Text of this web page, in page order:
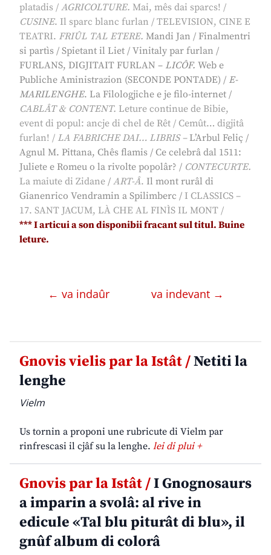
platadis / AGRICOLTURE. Mai, mês dai sparcs! /
CUSINE. Il sparc blanc furlan / TELEVISION, CINE E
TEATRI. FRIÛL TAL ETERE. Mandi Jan / Finalmentri
si partìs / Spietant il Liet / Vinitaly par furlan /
FURLANS, DIGJITAIT FURLAN – LICÔF. Web e
Publiche Aministrazion (SECONDE PONTADE) / E-
MARILENGHE. La Filologjiche e je filo-internet /
CABLÂT & CONTENT. Leture continue de Bibie,
event di popul: ancje di chel de Rêt / Cemût… digjitâ
furlan! / LA FABRICHE DAI… LIBRIS –L’Arbul Feliç /
Agnul M. Pittana, Chês flamis / Ce celebrâ dal 1511:
Juliete e Romeu o la rivolte popolâr? / CONTECURTE.
La maiute di Zidane / ART-Â. Il mont rurâl di
Gianenrico Vendramin a Spilimberc / I CLASSICS –
17. SANT JACUM, LÀ CHE AL FINÌS IL MONT /
*** I articui a son disponibii fracant sul titul. Buine
leture.
← va indaûr va indevant →
Gnovis vielis par la Istât /Netiti la
lenghe
Vielm
Us tornin a proponi une rubricute di Vielm par
rinfrescasi il cjâf su la lenghe. lei di plui +
Gnovis par la Istât /I Gnognosaurs
a imparin a svolâ: al rive in
edicule «Tal blu piturât di blu», il
gnûf album di colorâ